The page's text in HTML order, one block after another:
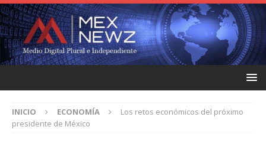
INICIO ECONOMÍA
Los retos económicos del próximo
presidente de México